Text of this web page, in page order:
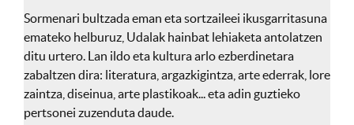
Sormenari bultzada eman eta sortzaileei ikusgarritasuna
emateko helburuz, Udalak hainbat lehiaketa antolatzen
ditu urtero. Lan ildo eta kultura arlo ezberdinetara
zabaltzen dira: literatura, argazkigintza, arte ederrak, lore
zaintza, diseinua, arte plastikoak... eta adin guztieko
pertsonei zuzenduta daude.